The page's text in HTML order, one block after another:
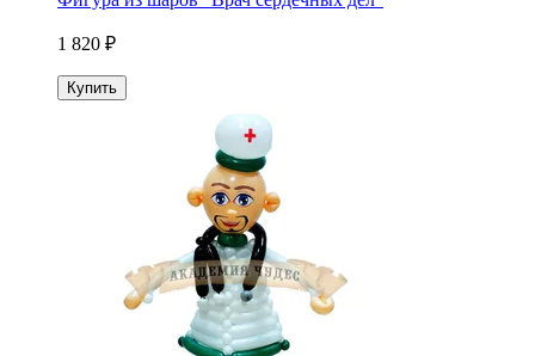
1 820 ₽
Купить